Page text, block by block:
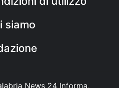
siamo
News 24 Informa,